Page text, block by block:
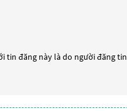
tin đăng này là do người đăng tin